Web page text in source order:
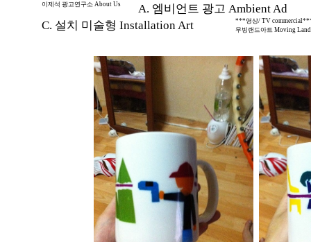
이제석 광고연구소 About Us
A. 엠비언트 광고 Ambient Ad
C. 설치 미술형 Installation Art
***영상/ TV
무빙랜드아트 Moving